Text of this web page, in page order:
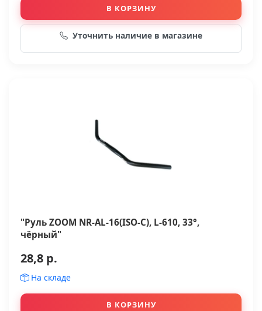
В КОРЗИНУ
Уточнить наличие в магазине
"Руль ZOOM NR-AL-16(ISO-C), L-610, 33°,
чёрный"
28,8 р.
На складе
В КОРЗИНУ